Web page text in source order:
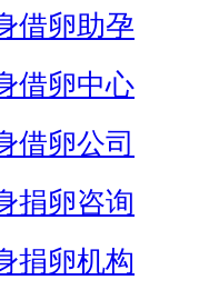
借卵助孕
借卵中心
借卵公司
捐卵咨询
捐卵机构